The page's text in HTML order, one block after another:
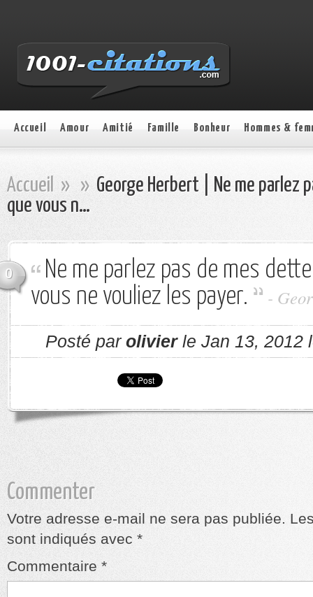
Accueil Amour Amitié Famille Bonheur Hommes &
Accueil » » George Herbert | Ne me parlez
que vous n…
0
Ne me parlez pas de mes
vous ne vouliez les payer.
-
Posté par olivierle Jan 13, 2012
Commenter
Votre adresse e-mail ne sera pas publiée.
sont indiqués avec *
Commentaire *